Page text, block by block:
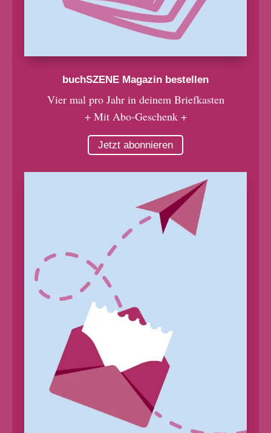
buchSZENE Magazin bestellen
Vier mal pro Jahr in deinem Briefkasten
+ Mit Abo-Geschenk +
Jetzt abonnieren